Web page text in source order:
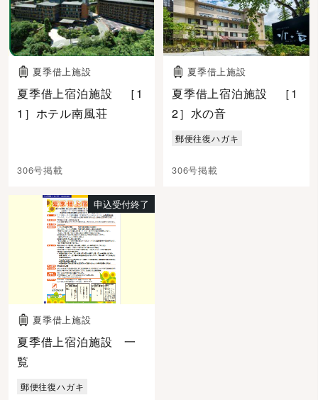
夏季借上施設
夏季借上宿泊施設 ［1
1］ホテル南風荘
306号掲載
夏季借上施設
夏季借上宿泊施設 ［1
2］水の音
郵便往復ハガキ
306号掲載
申込受付終了
夏季借上施設
夏季借上宿泊施設 一
覧
郵便往復ハガキ